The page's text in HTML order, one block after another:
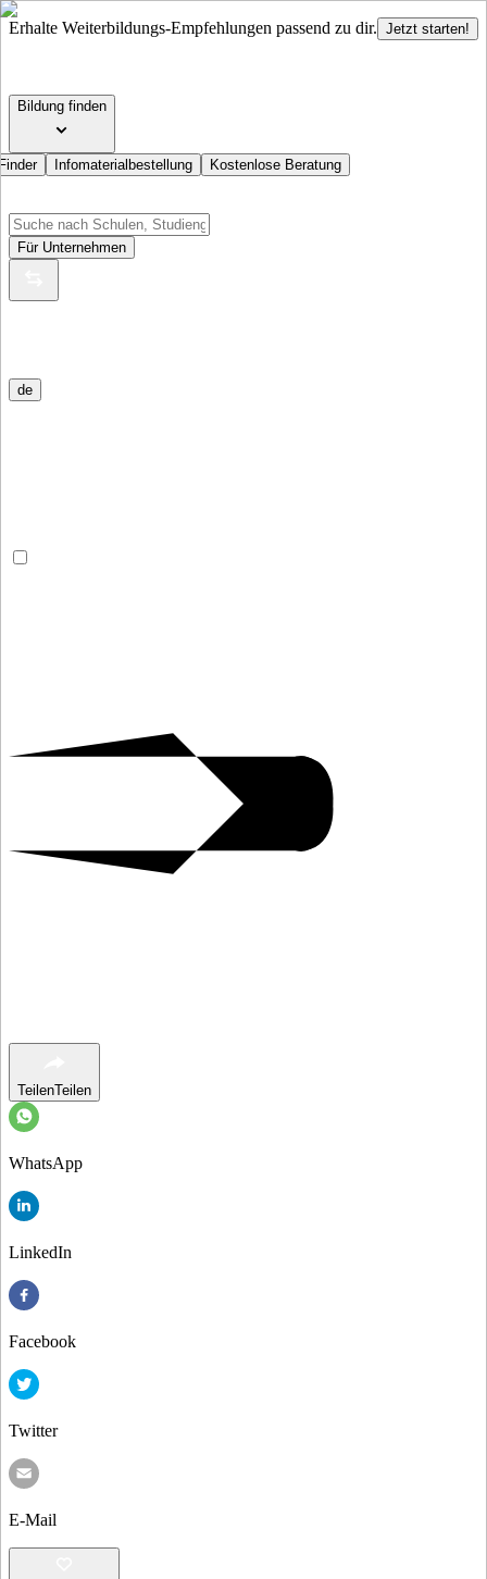
Erhalte Weiterbildungs-Empfehlungen passend zu dir. Jetzt starten!
Bildung finden
Infomaterialbestellung Kostenlose Beratung
Für Unternehmen
de
TeilenTeilen
WhatsApp
LinkedIn
Facebook
Twitter
E-Mail